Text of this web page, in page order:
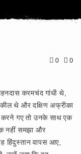
0 0
करमचंद गांधी थे,
थे और दक्षिण अफ्रीका
गए तो उनके साथ एक
नहीं समझा और
हिंदुस्तान वापस आए,